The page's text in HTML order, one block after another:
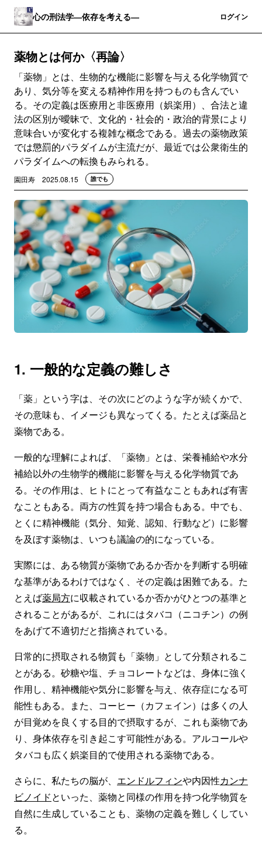
心の刑法学―依存を考える― ログイン
薬物とは何か〈再論〉
「薬物」とは、生物的な機能に影響を与える化学物質で
あり、気分等を変える精神作用を持つものも含んでい
る。その定義は医療用と非医療用（娯楽用）、合法と違
法の区別が曖昧で、文化的・社会的・政治的背景により
意味合いが変化する複雑な概念である。過去の薬物政策
では懲罰的パラダイムが主流だが、最近では公衆衛生的
パラダイムへの転換もみられる。
園田寿 2025.08.15 誰でも
1. 一般的な定義の難しさ
「薬」という字は、その次にどのような字が続くかで、
その意味も、イメージも異なってくる。たとえば薬品と
薬物である。
一般的な理解によれば、「薬物」とは、栄養補給や水分
補給以外の生物学的機能に影響を与える化学物質であ
る。その作用は、ヒトにとって有益なこともあれば有害
なこともある。両方の性質を持つ場合もある。中でも、
とくに精神機能（気分、知覚、認知、行動など）に影響
を及ぼす薬物は、いつも議論の的になっている。
実際には、ある物質が薬物であるか否かを判断する明確
な基準があるわけではなく、その定義は困難である。た
とえば薬局方に収載されているか否かがひとつの基準と
されることがあるが、これにはタバコ（ニコチン）の例
をあげて不適切だと指摘されている。
日常的に摂取される物質も「薬物」として分類されるこ
とがある。砂糖や塩、チョコレートなどは、身体に強く
作用し、精神機能や気分に影響を与え、依存症になる可
能性もある。また、コーヒー（カフェイン）は多くの人
が目覚めを良くする目的で摂取するが、これも薬物であ
り、身体依存を引き起こす可能性がある。アルコールや
タバコも広く娯楽目的で使用される薬物である。
さらに、私たちの脳が、 エンドルフィンや内因性カンナ
ビノイドといった、薬物と同様の作用を持つ化学物質を
自然に生成していることも、薬物の定義を難しくしてい
る。